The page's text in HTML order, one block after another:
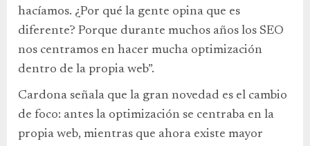
hacíamos. ¿Por qué la gente opina que es
diferente? Porque durante muchos años los SEO
nos centramos en hacer mucha optimización
dentro de la propia web”.
Cardona señala que la gran novedad es el cambio
de foco: antes la optimización se centraba en la
propia web, mientras que ahora existe mayor